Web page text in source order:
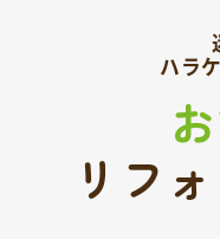
ハラ
リフ